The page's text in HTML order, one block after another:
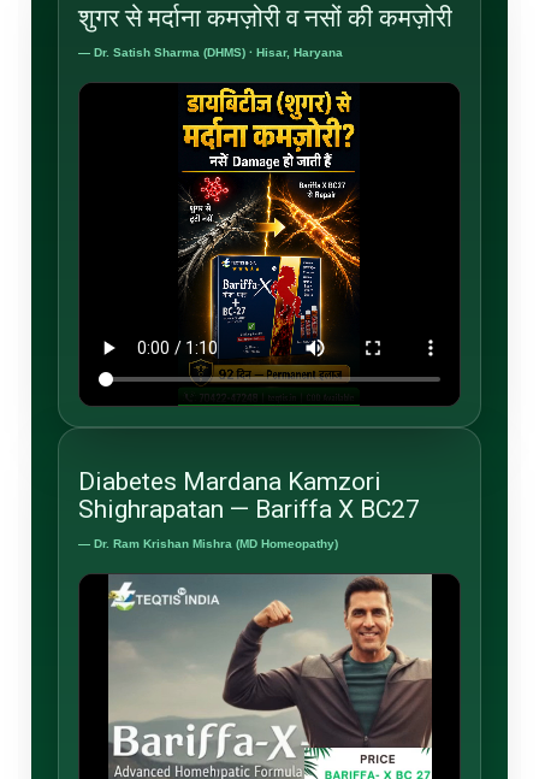
शुगर से मर्दाना कमज़ोरी व नसों की कमज़ोरी
— Dr. Satish Sharma (DHMS) · Hisar, Haryana
Diabetes Mardana Kamzori
Shighrapatan — Bariffa X BC27
— Dr. Ram Krishan Mishra (MD Homeopathy)